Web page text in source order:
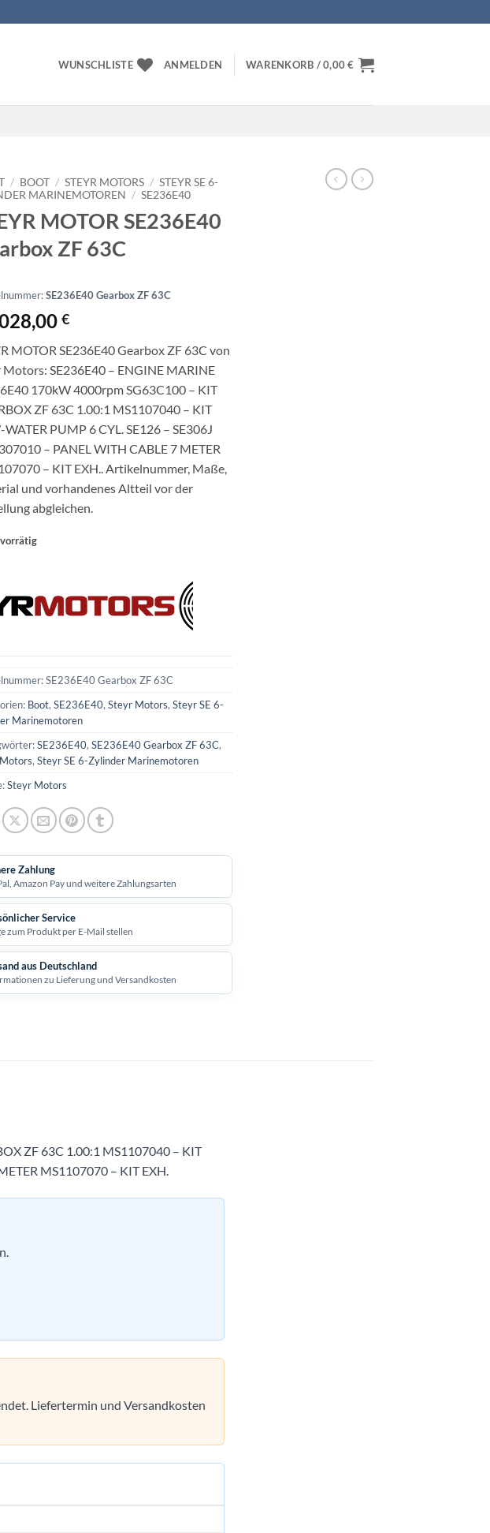
WUNSCHLISTE ANMELDEN WARENKORB /0,00€
/ BOOT / STEYR MOTORS / STEYR SE 6-
MARINEMOTOREN / SE236E40
MOTOR SE236E40
ZF 63C
SE236E40 Gearbox ZF 63C
€
MOTOR SE236E40 Gearbox ZF 63C von
Motors: SE236E40 – ENGINE MARINE
170kW 4000rpm SG63C100 – KIT
ZF 63C 1.00:1 MS1107040 – KIT
WATER PUMP 6 CYL. SE126 – SE306J
– PANEL WITH CABLE 7 METER
– KIT EXH.. Artikelnummer, Maße,
und vorhandenes Altteil vor der
abgleichen.
SE236E40 Gearbox ZF 63C
Boot, SE236E40, Steyr Motors, Steyr SE 6-
Marinemotoren
SE236E40, SE236E40 Gearbox ZF 63C,
, Steyr SE 6-Zylinder Marinemotoren
Steyr Motors
Zahlung
Amazon Pay und weitere Zahlungsarten
Service
zum Produkt per E-Mail stellen
aus Deutschland
zu Lieferung und Versandkosten
ZF 63C 1.00:1 MS1107040 – KIT
MS1107070 – KIT EXH.
Liefertermin und Versandkosten